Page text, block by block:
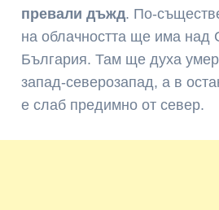
превали дъжд. По-
на облачността ще има над
България. Там ще духа
запад-северозапад, а в
е слаб предимно от север.